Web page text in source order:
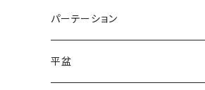
パーテーション
平盆